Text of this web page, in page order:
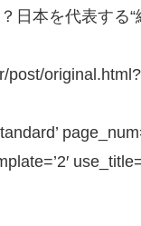
日本を代表する
post/